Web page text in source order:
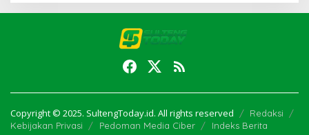
Copyright © 2025. SultengToday.id. All rights reserved
Redaksi
Kebijakan Privasi
Pedoman Media Ciber Indeks Berita